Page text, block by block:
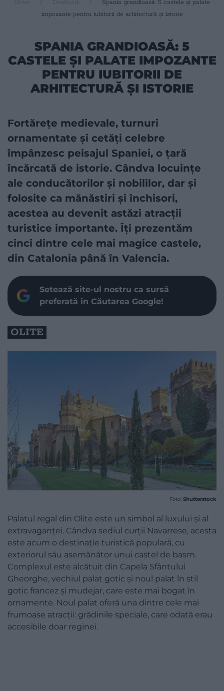
Drive
Spania grandioasă: 5 castele și palate
impozante pentru iubitorii de arhitectură și istorie
SPANIA GRANDIOASĂ: 5
CASTELE ȘI PALATE IMPOZANTE
PENTRU IUBITORII DE
ARHITECTURĂ ȘI ISTORIE
Fortărețe medievale, turnuri
ornamentate și cetăți celebre
împânzesc peisajul Spaniei, o țară
încărcată de istorie. Cândva locuințe
ale conducătorilor și nobililor, dar și
folosite ca mănăstiri și închisori,
acestea au devenit astăzi atracții
turistice importante. Îți prezentăm
cinci dintre cele mai magice castele,
din Catalonia până în Valencia.
Setează site-ul nostru ca sursă
preferată în Căutarea Google!
OLITE
Foto: Shutterstock
Palatul regal din Olite este un simbol al luxului și al
extravaganței. Cândva sediul curții Navarrese, acesta
este acum o destinație turistică populară, cu
exteriorul său asemănător unui castel de basm.
Complexul este alcătuit din Capela Sfântului
Gheorghe, vechiul palat gotic și noul palat în stil
gotic francez și mudejar, care este mai bogat în
ornamente. Noul palat oferă una dintre cele mai
frumoase atracții: grădinile speciale, care odată erau
accesibile doar reginei.